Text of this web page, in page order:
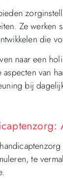
Ze
die
naar een
van
bij
te